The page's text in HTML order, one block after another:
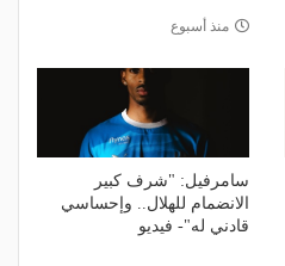
منذ أسبوع
سامرفيل: "شرف كبير
الانضمام للهلال.. وإحساسي
قادني له"- فيديو